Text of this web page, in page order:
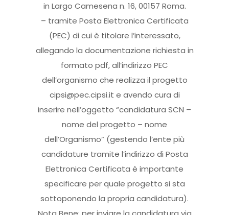
in Largo Camesena n. 16, 00157 Roma.
– tramite Posta Elettronica Certificata
(PEC) di cui è titolare l’interessato,
allegando la documentazione richiesta in
formato pdf, all’indirizzo PEC
dell’organismo che realizza il progetto
cipsi@pec.cipsi.it e avendo cura di
inserire nell’oggetto “candidatura SCN –
nome del progetto – nome
dell’Organismo” (gestendo l’ente più
candidature tramite l’indirizzo di Posta
Elettronica Certificata è importante
specificare per quale progetto si sta
sottoponendo la propria candidatura).